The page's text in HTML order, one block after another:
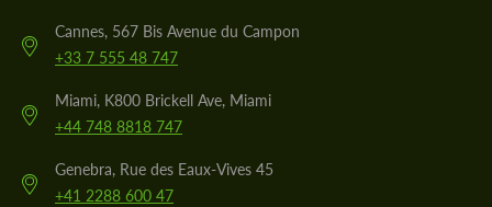
Cannes, 567 Bis Avenue du Campon
+33 7 555 48 747
Miami, K800 Brickell Ave, Miami
+44 748 8818 747
Genebra, Rue des Eaux-Vives 45
+41 2288 600 47